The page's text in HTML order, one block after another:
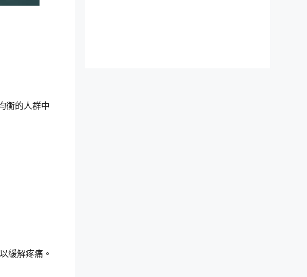
衡的人群中
緩解疼痛。